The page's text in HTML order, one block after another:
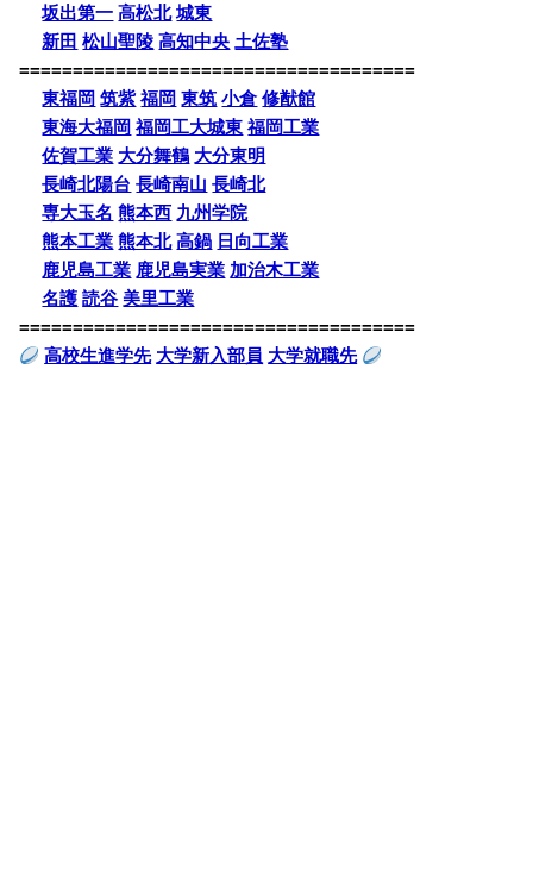
坂出第一 高松北 城東
新田 松山聖陵 高知中央 土佐塾
=====================================
東福岡 筑紫 福岡 東筑 小倉 修猷館
東海大福岡 福岡工大城東 福岡工業
佐賀工業 大分舞鶴 大分東明
長崎北陽台 長崎南山 長崎北
専大玉名 熊本西 九州学院
熊本工業 熊本北 高鍋 日向工業
鹿児島工業 鹿児島実業 加治木工業
名護 読谷 美里工業
=====================================
高校生進学先 大学新入部員 大学就職先